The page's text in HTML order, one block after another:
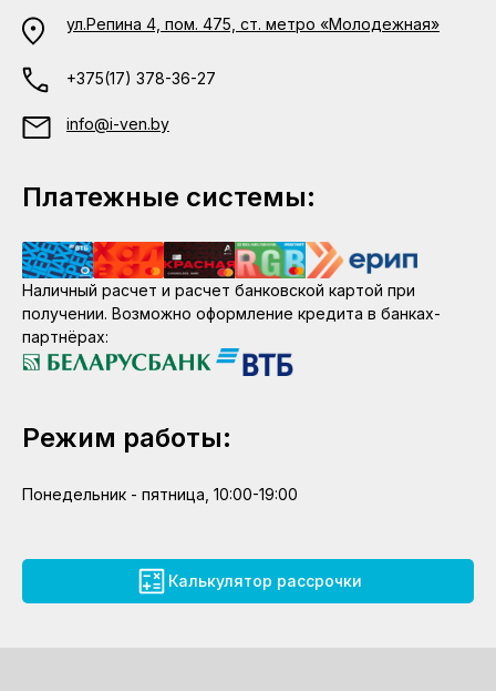
ул.Репина 4, пом. 475, ст. метро «Молодежная»
+375(17) 378-36-27
info@i-ven.by
Платежные системы:
Наличный расчет и расчет банковской картой при
получении. Возможно оформление кредита в банках-
партнёрах:
Режим работы:
Понедельник - пятница, 10:00-19:00
Калькулятор рассрочки